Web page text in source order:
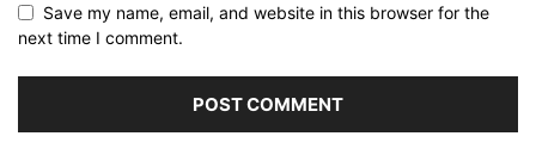
Save my name, email, and website in this browser for the
next time I comment.